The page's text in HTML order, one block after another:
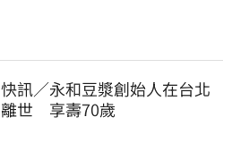
快訊／永和豆漿創始人在台北
離世 享壽70歲